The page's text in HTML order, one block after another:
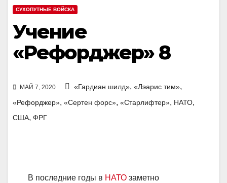
СУХОПУТНЫЕ ВОЙСКА
Учение
«Рефорджер» 8
МАЙ 7, 2020 «Гардиан шилд», «Лэарис тим»,
«Рефорджер», «Сертен форс», «Старлифтер», НАТО,
США, ФРГ
В последние годы в НАТО заметно